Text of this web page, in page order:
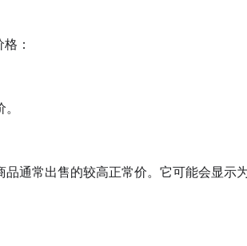
：
品通常出售的较高正常价。它可能会显示